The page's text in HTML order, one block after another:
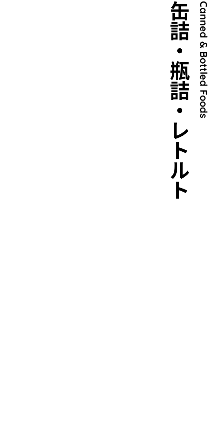
Canned & Bottled Foods
缶詰・瓶詰・レトルト